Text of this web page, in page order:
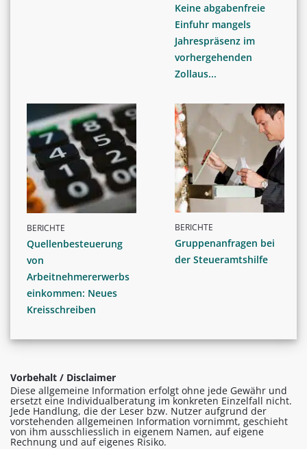
Keine abgabenfreie
Einfuhr mangels
Jahrespräsenz im
vorhergehenden
Zollaus...
BERICHTE
Quellenbesteuerung
von
Arbeitnehmererwerbs
einkommen: Neues
Kreisschreiben
BERICHTE
Gruppenanfragen bei
der Steueramtshilfe
Vorbehalt / Disclaimer
Diese allgemeine Information erfolgt ohne jede Gewähr und
ersetzt eine Individualberatung im konkreten Einzelfall nicht.
Jede Handlung, die der Leser bzw. Nutzer aufgrund der
vorstehenden allgemeinen Information vornimmt, geschieht
von ihm ausschliesslich in eigenem Namen, auf eigene
Rechnung und auf eigenes Risiko.